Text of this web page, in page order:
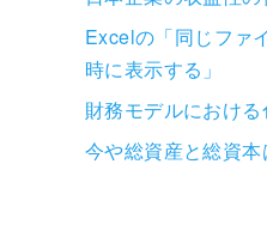
Excelの「同じファ
時に表示する」
財務モデルにおけ
今や総資産と総資